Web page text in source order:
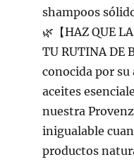
shampoos
🌿【HAZ QUE
TU RUTINA DE
conocida por su
aceites
nuestra
inigualable
productos